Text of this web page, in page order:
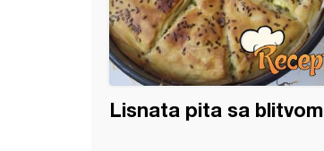
Lisnata pita sa blitvom